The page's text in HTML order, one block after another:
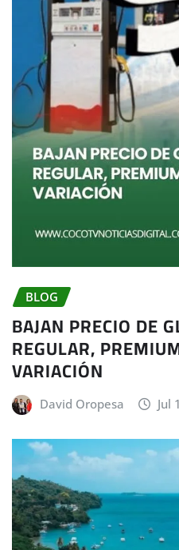
BLOG
BAJAN PRECIO DE
REGULAR,
VARIACIÓN
David Oropesa Jul